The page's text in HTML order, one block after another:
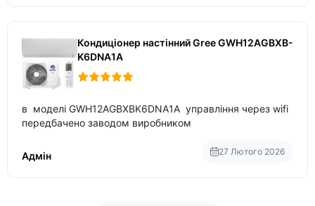
Кондиціонер настінний Gree GWH12AGBXB-
K6DNA1A
в моделі GWH12AGBXBK6DNA1A управління через wifi
передбачено заводом виробником
Адмін 27 Лютого 2026